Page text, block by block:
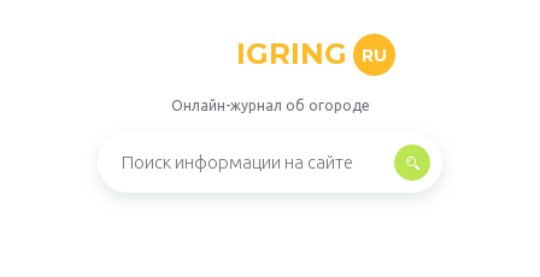
IGRING RU
Онлайн-журнал об огороде